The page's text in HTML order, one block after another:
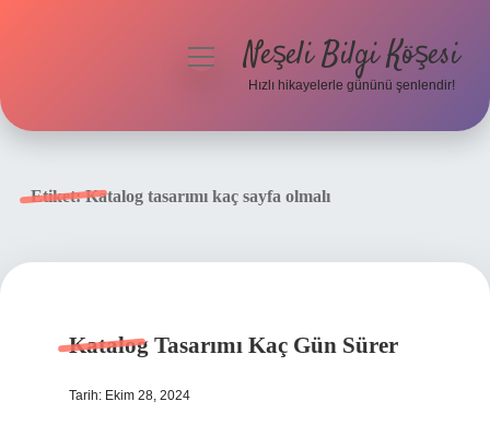
menüyüNeşeli Bilgi Köşesi
Hızlı hikayelerle gününü şenlendir!
Etiket:Katalog tasarımı kaç sayfa olmalı
Katalog Tasarımı Kaç Gün Sürer
Tarih: Ekim 28, 2024